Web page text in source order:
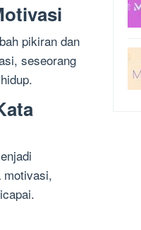
pikiran dan
seseorang
motivasi,